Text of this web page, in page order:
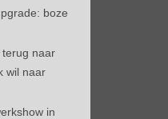
boze
terug naar
wil naar
in